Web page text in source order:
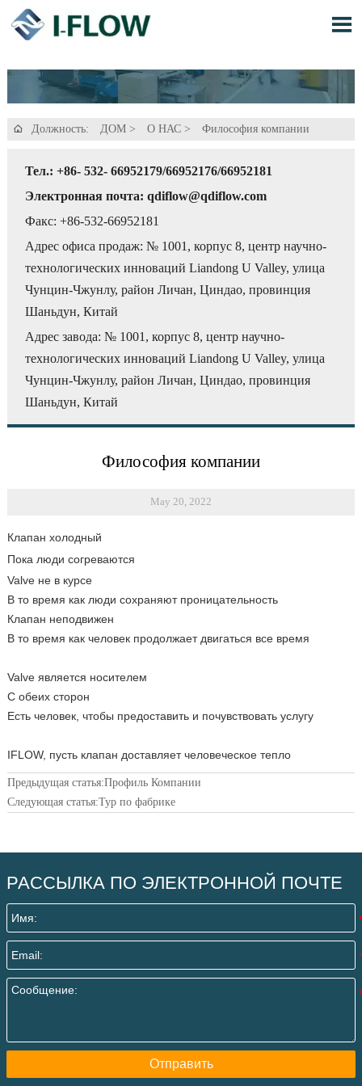

 Должность: ДОМ> О НАС> Философия компании
Тел.: +86- 532- 66952179/66952176/66952181
Электронная почта: qdiflow@qdiflow.com
Факс: +86-532-66952181
Адрес офиса продаж: № 1001, корпус 8, центр научно-
технологических инноваций Liandong U Valley, улица
Чунцин-Чжунлу, район Личан, Циндао, провинция
Шаньдун, Китай
Адрес завода: № 1001, корпус 8, центр научно-
технологических инноваций Liandong U Valley, улица
Чунцин-Чжунлу, район Личан, Циндао, провинция
Шаньдун, Китай
Философия компании
May 20, 2022
Клапан холодный
Пока люди согреваются
Valve не в курсе
В то время как люди сохраняют проницательность
Клапан неподвижен
В то время как человек продолжает двигаться все время
Valve является носителем
С обеих сторон
Есть человек, чтобы предоставить и почувствовать услугу
IFLOW, пусть клапан доставляет человеческое тепло
Предыдущая статья:Профиль Компании
Следующая статья:Тур по фабрике
РАССЫЛКА ПО ЭЛЕКТРОННОЙ ПОЧТЕ
Отправить